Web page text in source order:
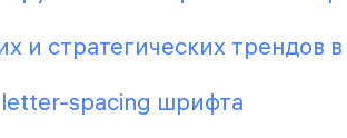
и стратегических трендов
letter-spacing шрифта